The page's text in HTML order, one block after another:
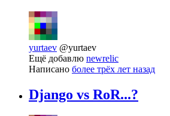
yurtaev @yurtaev
Ещё добавлю newrelic
Написано более трёх лет назад
Django vs RoR...?